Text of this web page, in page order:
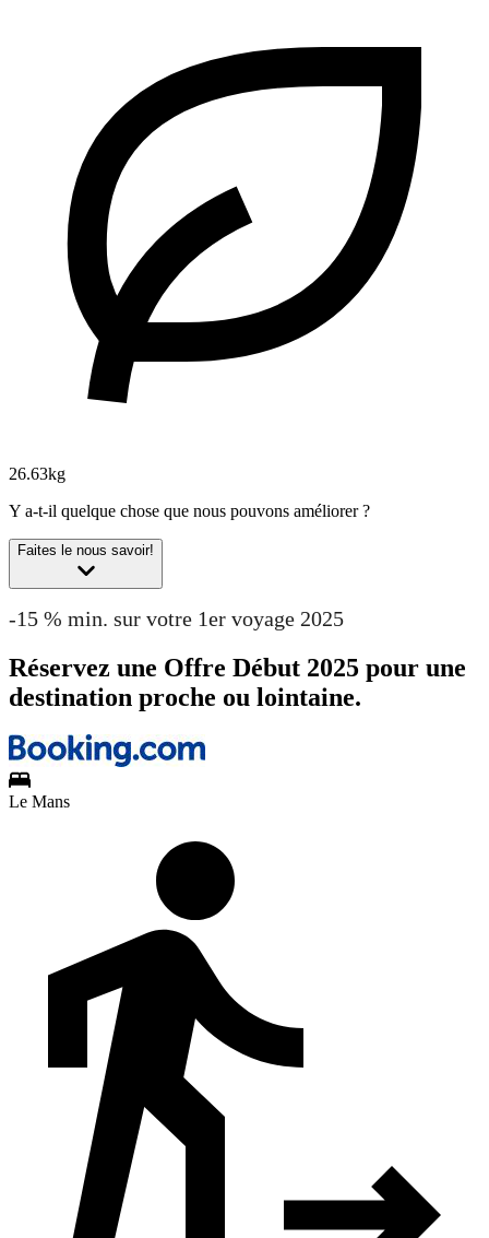
26.63kg
Y a-t-il quelque chose que nous pouvons améliorer ?
Faites le nous savoir!
-15 % min. sur votre 1er voyage 2025
Réservez une Offre Début 2025 pour une
destination proche ou lointaine.
Le Mans